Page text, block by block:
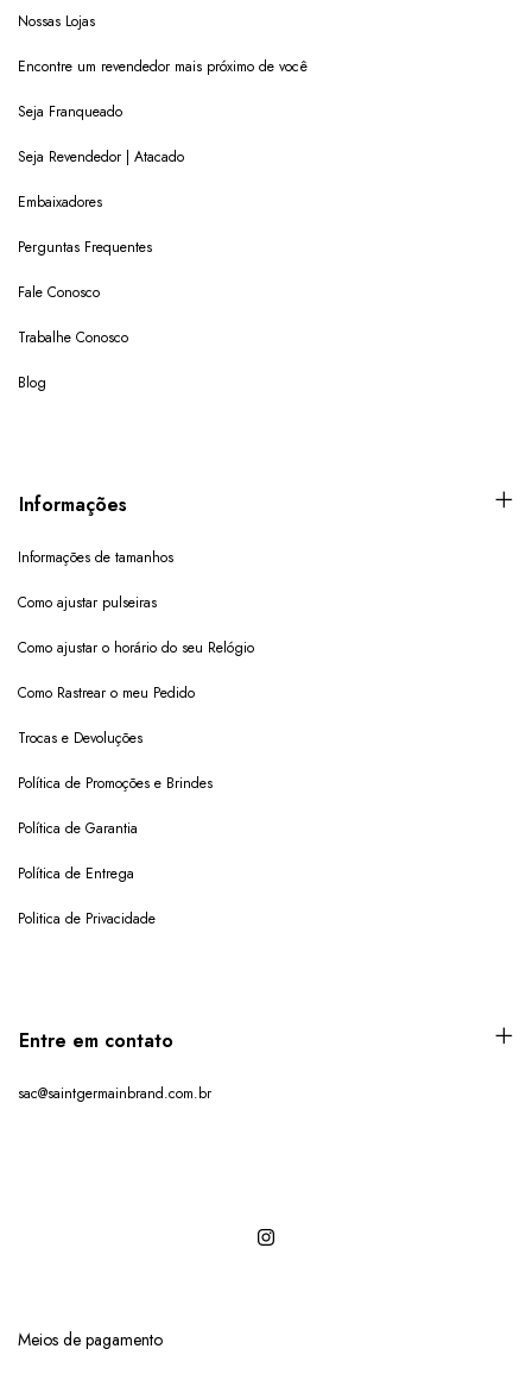
Nossas Lojas
Encontre um revendedor mais próximo de você
Seja Franqueado
Seja Revendedor | Atacado
Embaixadores
Perguntas Frequentes
Fale Conosco
Trabalhe Conosco
Blog
Informações
Informações de tamanhos
Como ajustar pulseiras
Como ajustar o horário do seu Relógio
Como Rastrear o meu Pedido
Trocas e Devoluções
Política de Promoções e Brindes
Política de Garantia
Política de Entrega
Politica de Privacidade
Entre em contato
sac@saintgermainbrand.com.br
Meios de pagamento